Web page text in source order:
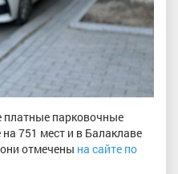
платные парковочные
751 мест и в Балаклаве
отмечены на сайте по